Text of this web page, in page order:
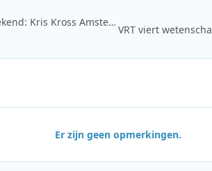
SLAM! maakt eerste namen Spin for Life bekend: Kris Kross Amsterdam, Laura van Dam en Mr. Belt & Wezo
Er zijn geen opmerkingen.